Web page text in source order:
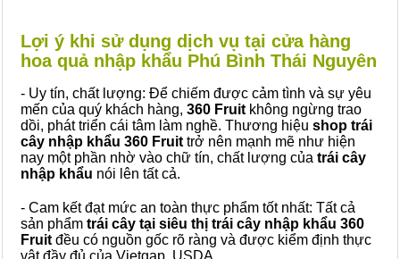
Lợi ý khi sử dụng dịch vụ tại cửa hàng
hoa quả nhập khẩu Phú Bình Thái Nguyên
- Uy tín, chất lượng: Để chiếm được cảm tình và sự yêu
mến của quý khách hàng, 360 Fruit không ngừng trao
dồi, phát triển cái tâm làm nghề. Thương hiệu shop trái
cây nhập khẩu 360 Fruit trở nên mạnh mẽ như hiện
nay một phần nhờ vào chữ tín, chất lượng của trái cây
nhập khẩu nói lên tất cả.
- Cam kết đạt mức an toàn thực phẩm tốt nhất: Tất cả
sản phẩm trái cây tại siêu thị trái cây nhập khẩu 360
Fruit đều có nguồn gốc rõ ràng và được kiểm định thực
vật đầy đủ của Vietgap, USDA,...